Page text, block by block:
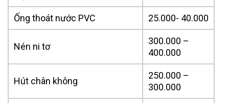
Ống thoát nước PVC 25.000- 40.000
Nén ni tơ
300.000 –
400.000
Hút chân không
250.000 –
300.000